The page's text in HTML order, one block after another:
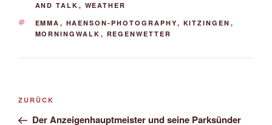
AND TALK , WEATHER
SCHLAGWÖRTER
EMMA , HAENSON-PHOTOGRAPHY, KITZINGEN ,
MORNINGWALK , REGENWETTER
Beitrags-
Vorheriger
Beitrag
ZURÜCK
Der Anzeigenhauptmeister und seine Parksünder